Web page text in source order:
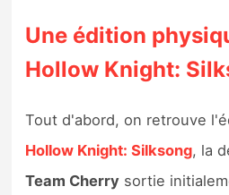
Bons plans
Une édition
Hollow Knight:
Tout d'abord, on retrouve
Hollow Knight: Silksong, la
Team Cherry sortie